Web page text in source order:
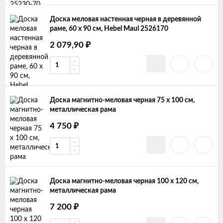
Доска меловая настенная черная в деревянной
раме, 60 х 90 см, Hebel Maul 2526170
2 079,90 ₽
Доска магнитно-меловая черная 75 х 100 см,
металлическая рама
4 750 ₽
Доска магнитно-меловая черная 100 х 120 см,
металлическая рама
7 200 ₽